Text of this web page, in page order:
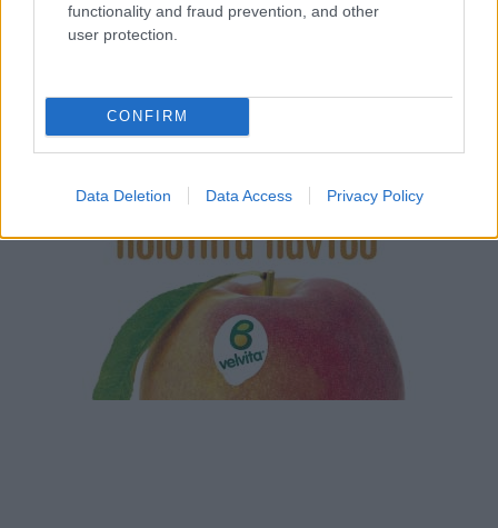
functionality and fraud prevention, and other
user protection.
CONFIRM
Data Deletion Data Access Privacy Policy